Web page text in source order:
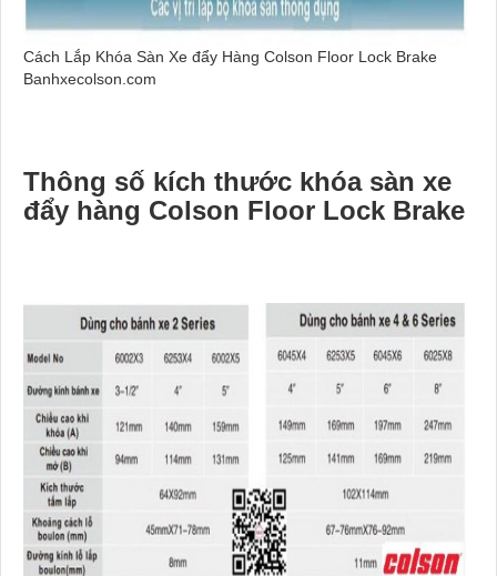
Cách Lắp Khóa Sàn Xe đẩy Hàng Colson Floor Lock Brake
Banhxecolson.com
Thông số kích thước khóa sàn xe
đẩy hàng Colson Floor Lock Brake